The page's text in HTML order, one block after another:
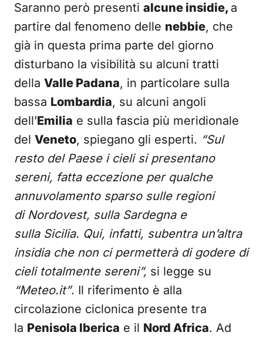
Saranno però presenti alcune insidie, a
partire dal fenomeno delle nebbie, che
già in questa prima parte del giorno
disturbano la visibilità su alcuni tratti
della Valle Padana, in particolare sulla
bassa Lombardia, su alcuni angoli
dell’Emilia e sulla fascia più meridionale
del Veneto, spiegano gli esperti. “Sul
resto del Paese i cieli si presentano
sereni, fatta eccezione per qualche
annuvolamento sparso sulle regioni
di Nordovest, sulla Sardegna e
sulla Sicilia. Qui, infatti, subentra un’altra
insidia che non ci permetterà di godere di
cieli totalmente sereni”, si legge su
“Meteo.it”. Il riferimento è alla
circolazione ciclonica presente tra
la Penisola Iberica e il Nord Africa. Ad